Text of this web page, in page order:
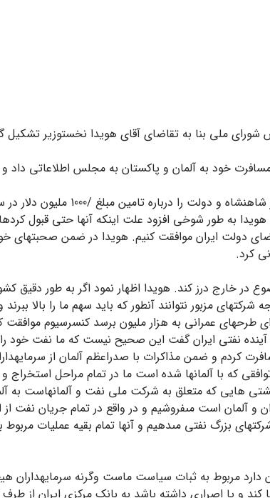
خود به آلمان و پاکستان به مجلس اطلاعاتى داد
ما با مبلغ 1000 ملیون دلار مورد تقاضاى دولت ایران موافقت کنیم.
کرد.
خارج درز کند. هویدا اظهار نمود اگر به طور دقیق
ما براى اجراى طرحهاى عمرانى به هزار ملیون برسد
نفتى ایران گفت این صحیح نیست که ما نفت خود
کردم و ضمن مذاکرات با صدراعظم آلمان از
که با آلمان‏ها شده است ما در تمام مراحل
هایى که متعلق به شرکت ملى نفت و آلمانهاست به
و آلمان است مى‏فروشیم و در واقع در تمام جریان
بزرگ نفتى مى‏دهیم و آنها تمام بقیه عملیات مربوط
دارد مربوط به ثبات سیاست ماست وگرنه
ایران تقاضا کند و یا اصرارى داشته باشد به بانک مرکزى